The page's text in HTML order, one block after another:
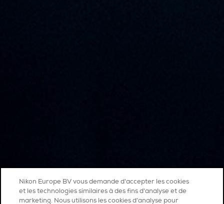
Nikon Europe BV vous demande d'accepter les cookies
et les technologies similaires à des fins d'analyse et de
marketing. Nous utilisons les cookies d’analyse pour